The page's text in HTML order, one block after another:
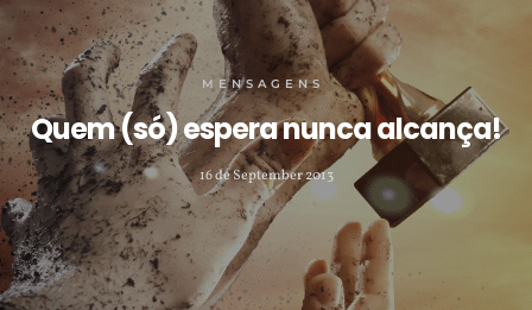
MENSAGENS
Quem (só) espera nunca alcança!
16 de September 2013